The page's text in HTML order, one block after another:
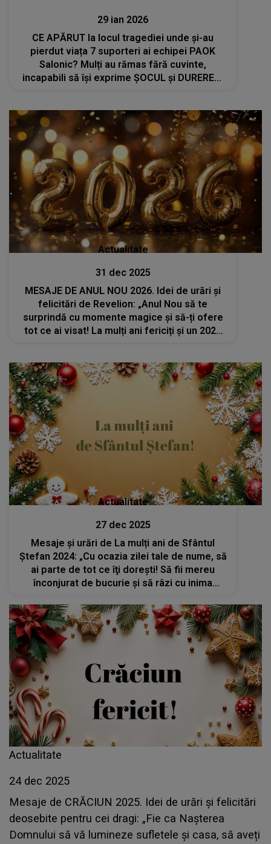
29 ian 2026
CE APĂRUT la locul tragediei unde și-au
pierdut viața 7 suporteri ai echipei PAOK
Salonic? Mulți au rămas fără cuvinte,
incapabili să își exprime ȘOCUL și DUREREA.
Actualitate
31 dec 2025
MESAJE DE ANUL NOU 2026. Idei de urări şi
felicitări de Revelion: „Anul Nou să te
surprindă cu momente magice și să-ți ofere
tot ce ai visat! La mulți ani fericiți și un 2026
Actualitate
27 dec 2025
Mesaje și urări de La mulți ani de Sfântul
Ștefan 2024: „Cu ocazia zilei tale de nume, să
ai parte de tot ce îţi doreşti! Să fii mereu
înconjurat de bucurie şi să râzi cu inima
Actualitate
24 dec 2025
Mesaje de CRĂCIUN 2025. Idei de urări și felicitări
deosebite pentru cei dragi: „Fie ca Nașterea
Domnului să vă lumineze sufletele și casa, să aveți